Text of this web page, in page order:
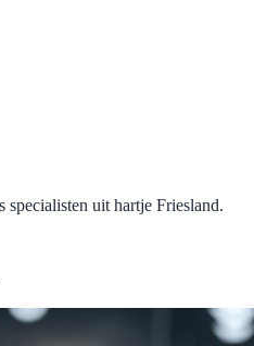
uit hartje Friesland.